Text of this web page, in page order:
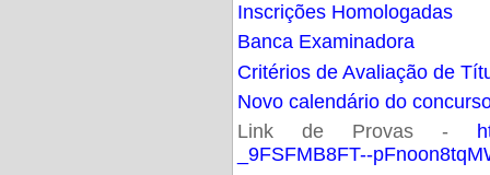
Inscrições Homologadas
Banca Examinadora
Critérios de Avaliação de
Novo calendário do
Link de Provas -
_9FSFMB8FT--